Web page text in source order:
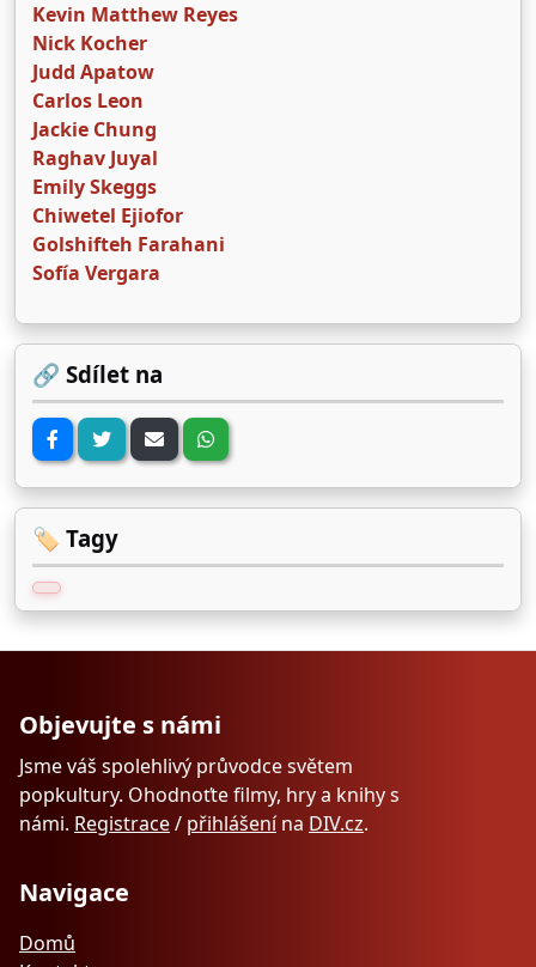
Kevin Matthew Reyes
Nick Kocher
Judd Apatow
Carlos Leon
Jackie Chung
Raghav Juyal
Emily Skeggs
Chiwetel Ejiofor
Golshifteh Farahani
Sofía Vergara
🔗 Sdílet na
🏷️ Tagy
Objevujte s námi
Jsme váš spolehlivý průvodce světem
popkultury. Ohodnoťte filmy, hry a knihy s
námi. Registrace/ přihlášenína DIV.cz.
Navigace
Domů